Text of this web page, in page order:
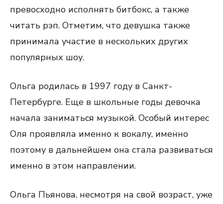
превосходно исполнять битбокс, а также
читать рэп. Отметим, что девушка также
принимала участие в нескольких других
популярных шоу.
Ольга родилась в 1997 году в Санкт-
Петербурге. Еще в школьные годы девочка
начала заниматься музыкой. Особый интерес
Оля проявляла именно к вокалу, именно
поэтому в дальнейшем она стала развиваться
именно в этом направлении.
Ольга Пьянова, несмотря на свой возраст, уже